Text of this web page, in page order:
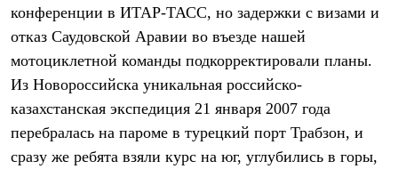
Брюки
Лёгкая одежда
Рубашки
Футболки
Толстовки
Брюки
Термобелье
Теплое термобелье
Среднее термобелье
Легкое термобелье
конференции в ИТАР-ТАСС, но задержки с визами и
отказ Саудовской Аравии во въезде нашей
мотоциклетной команды подкорректировали планы.
Из Новороссийска уникальная российско-
казахстанская экспедиция 21 января 2007 года
перебралась на пароме в турецкий порт Трабзон, и
сразу же ребята взяли курс на юг, углубились в горы,